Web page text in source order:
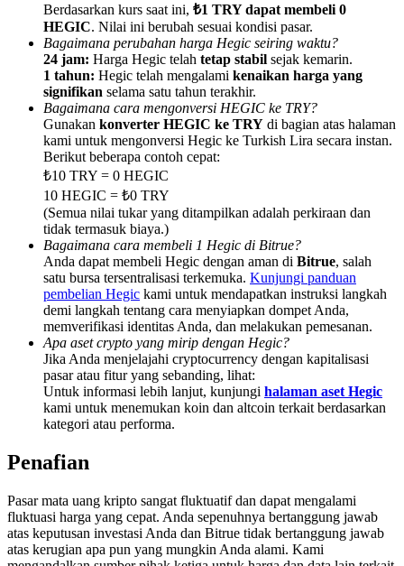
Undang teman untuk mendapatkan imbalan tunai
Deposit CASHCAT & Win
Deposit CASHCAT & Win
Share 500000 CASHCAT prize pool
Exclusive for BitMart Users
Register & Trade to Win 500,000 USDT
Trade Gold & Silver · 33,333 USDT Bonus
Berdasarkan kurs saat ini, ₺1 TRY dapat membeli 0
HEGIC. Nilai ini berubah sesuai kondisi pasar.
Bagaimana perubahan harga Hegic seiring waktu?
24 jam: Harga Hegic telah tetap stabil sejak kemarin.
1 tahun: Hegic telah mengalami kenaikan harga yang
signifikan selama satu tahun terakhir.
Bagaimana cara mengonversi HEGIC ke TRY?
Gunakan konverter HEGIC ke TRY di bagian atas halaman
kami untuk mengonversi Hegic ke Turkish Lira secara instan.
Berikut beberapa contoh cepat:
₺10 TRY = 0 HEGIC
10 HEGIC = ₺0 TRY
(Semua nilai tukar yang ditampilkan adalah perkiraan dan
tidak termasuk biaya.)
Bagaimana cara membeli 1 Hegic di Bitrue?
Anda dapat membeli Hegic dengan aman di Bitrue, salah
satu bursa tersentralisasi terkemuka. Kunjungi panduan
pembelian Hegic kami untuk mendapatkan instruksi langkah
demi langkah tentang cara menyiapkan dompet Anda,
memverifikasi identitas Anda, dan melakukan pemesanan.
Apa aset crypto yang mirip dengan Hegic?
Jika Anda menjelajahi cryptocurrency dengan kapitalisasi
pasar atau fitur yang sebanding, lihat:
Untuk informasi lebih lanjut, kunjungi halaman aset Hegic
kami untuk menemukan koin dan altcoin terkait berdasarkan
kategori atau performa.
Penafian
Pasar mata uang kripto sangat fluktuatif dan dapat mengalami
fluktuasi harga yang cepat. Anda sepenuhnya bertanggung jawab
atas keputusan investasi Anda dan Bitrue tidak bertanggung jawab
atas kerugian apa pun yang mungkin Anda alami. Kami